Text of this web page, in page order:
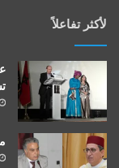
لأكثر تفاعلاً